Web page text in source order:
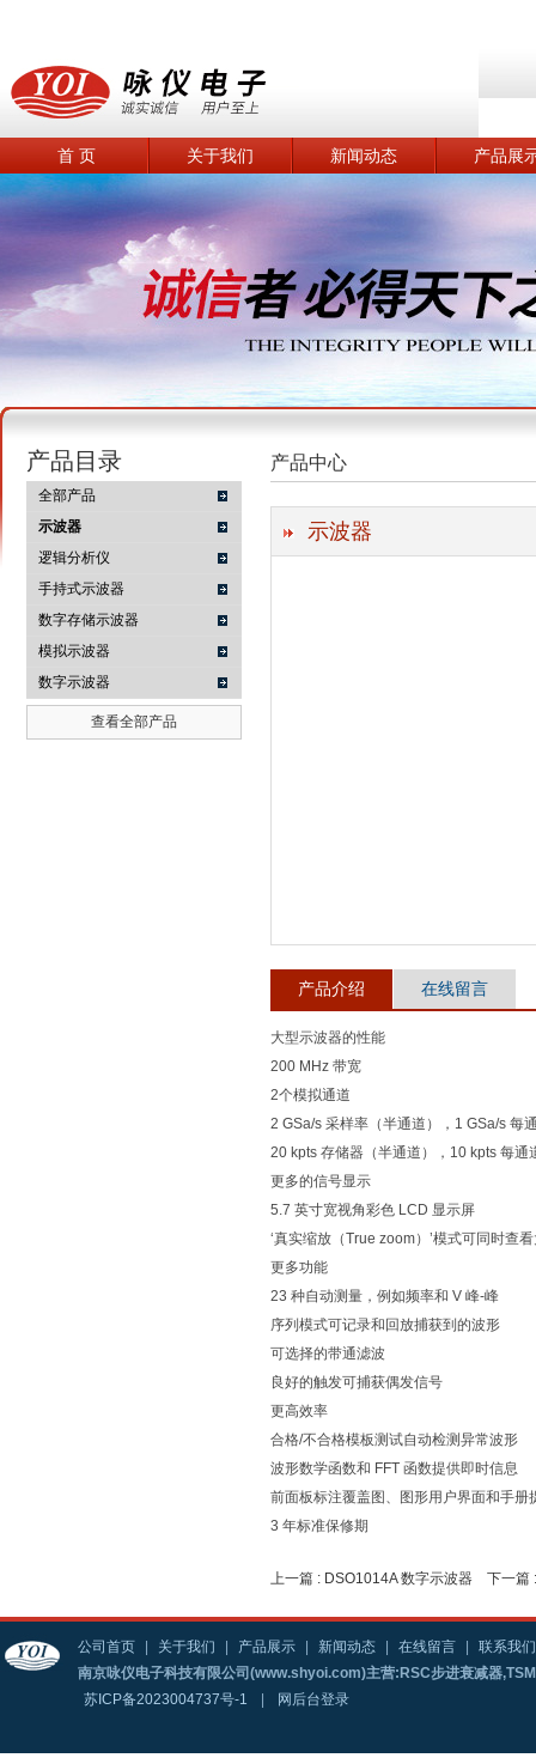
首 页 关于我们 新闻动态 产品展
产品目录
全部产品
示波器
逻辑分析仪
手持式示波器
数字存储示波器
模拟示波器
数字示波器
查看全部产品
产品中心
示波器
产品介绍 在线留言
大型示波器的性能
200 MHz 带宽
2个模拟通道
2 GSa/s 采样率（半通道），1 GSa/s 每
20 kpts 存储器（半通道），10 kpts 每通
更多的信号显示
5.7 英寸宽视角彩色 LCD 显示屏
‘真实缩放（True zoom）’模式可同时查
更多功能
23 种自动测量，例如频率和 V 峰-峰
序列模式可记录和回放捕获到的波形
可选择的带通滤波
良好的触发可捕获偶发信号
更高效率
合格/不合格模板测试自动检测异常波形
波形数学函数和 FFT 函数提供即时信息
前面板标注覆盖图、图形用户界面和手册
3 年标准保修期
上一篇 : DSO1014A 数字示波器 下一
公司首页 关于我们 产品展示 新闻动态 在线留言
联系我们
南京咏仪电子科技有限公司(www.shyoi.com)主营:RSC步进衰减器
苏ICP备2023004737号-1
网后台登录